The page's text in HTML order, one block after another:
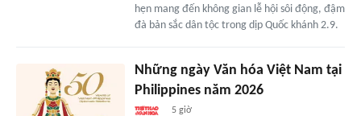
hẹn mang đến không gian lễ hội sôi động, đậm
đà bản sắc dân tộc trong dịp Quốc khánh 2.9.
Những ngày Văn hóa Việt Nam tại
Philippines năm 2026
5 giờ